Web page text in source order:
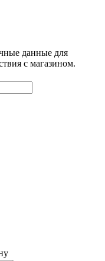
данные для
с магазином.